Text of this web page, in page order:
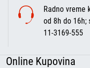
Radno vreme
od 8h do 16h;
11-3169-555
Online Kupovina